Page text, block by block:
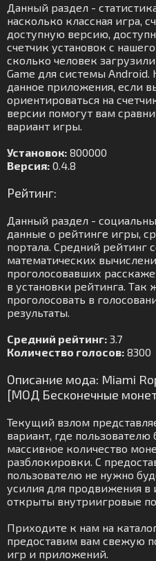
Данный раздел -
насколько классная игра,
доступную версию,
счетчик установок с
сколько человек
Game для системы Android.
данное приложения, если
ориентироваться на
версии помогут вам
вариант игры.
Установок: 800000
Версия: 0.4.8
Рейтинг:
Данный раздел -
данные о рейтинге игры,
портала. Средний рейтинг
математических
проголосовавших
в установки рейтинга.
проголосовать в
результаты.
Средний рейтинг: 3.7
Количество голосов: 8300
Описание мода: Miami
[МОД Бесконечные
Текущий взлом
вариант, где
массивное количество
разблокировки. С
пользователю не нужно
усилия для продвижения в
открыты внутриигровые
Приходите к нам на
предоставим вам свежую
игр и приложений.